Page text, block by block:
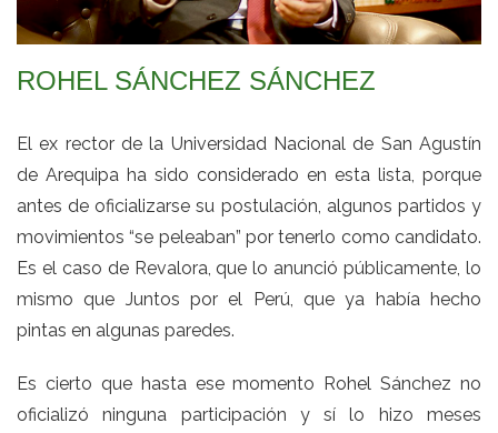
ROHEL SÁNCHEZ SÁNCHEZ
El ex rector de la Universidad Nacional de San Agustín
de Arequipa ha sido considerado en esta lista, porque
antes de oficializarse su postulación, algunos partidos y
movimientos “se peleaban” por tenerlo como candidato.
Es el caso de Revalora, que lo anunció públicamente, lo
mismo que Juntos por el Perú, que ya había hecho
pintas en algunas paredes.
Es cierto que hasta ese momento Rohel Sánchez no
oficializó ninguna participación y sí lo hizo meses